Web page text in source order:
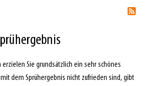
erzielen Sie grundsätzlich ein sehr schönes
mit dem Sprühergebnis nicht zufrieden sind, gibt